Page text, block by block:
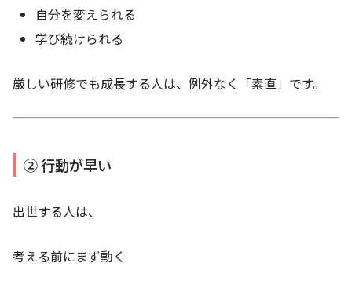
自分を変えられる
学び続けられる
厳しい研修でも成長する人は、例外なく「素直」です。
② 行動が早い
出世する人は、
考える前にまず動く